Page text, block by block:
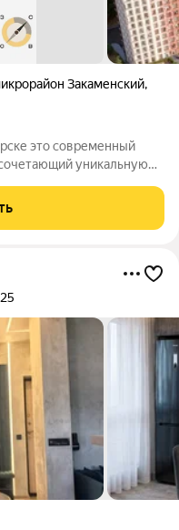
Закаменский,
уникальную
районе с